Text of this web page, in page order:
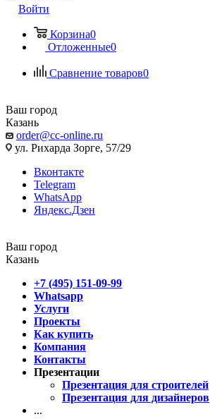
Войти
Корзина0
Отложенные0
Сравнение товаров0
Ваш город
Казань
order@cc-online.ru
ул. Рихарда Зорге, 57/29
Вконтакте
Telegram
WhatsApp
Яндекс.Дзен
Ваш город
Казань
+7 (495) 151-09-99
Whatsapp
Услуги
Проекты
Как купить
Компания
Контакты
Презентации
Презентация для строителей
Презентация для дизайнеров
...